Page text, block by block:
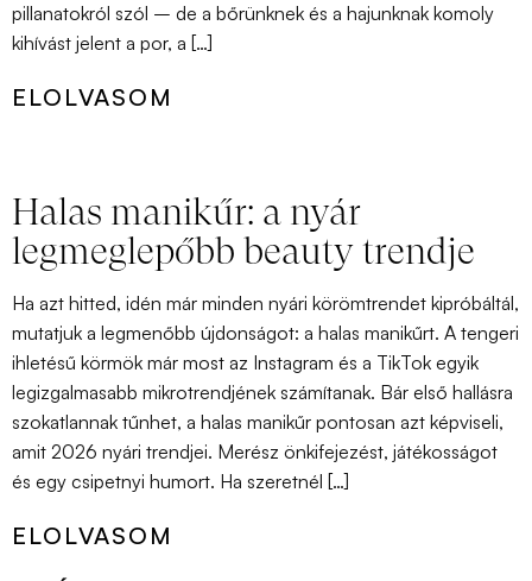
pillanatokról szól – de a bőrünknek és a hajunknak komoly
kihívást jelent a por, a […]
ELOLVASOM
Halas manikűr: a nyár
legmeglepőbb beauty trendje
Ha azt hitted, idén már minden nyári körömtrendet kipróbáltál,
mutatjuk a legmenőbb újdonságot: a halas manikűrt. A tengeri
ihletésű körmök már most az Instagram és a TikTok egyik
legizgalmasabb mikrotrendjének számítanak. Bár első hallásra
szokatlannak tűnhet, a halas manikűr pontosan azt képviseli,
amit 2026 nyári trendjei. Merész önkifejezést, játékosságot
és egy csipetnyi humort. Ha szeretnél […]
ELOLVASOM